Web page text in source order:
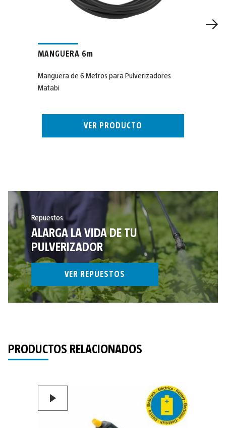
MANGUERA 6m
Manguera de 6 Metros para Pulverizadores
Matabi
VER PRODUCTO
Repuestos
ALARGA LA VIDA DE TU
PULVERIZADOR
VER REPUESTOS
PRODUCTOS RELACIONADOS